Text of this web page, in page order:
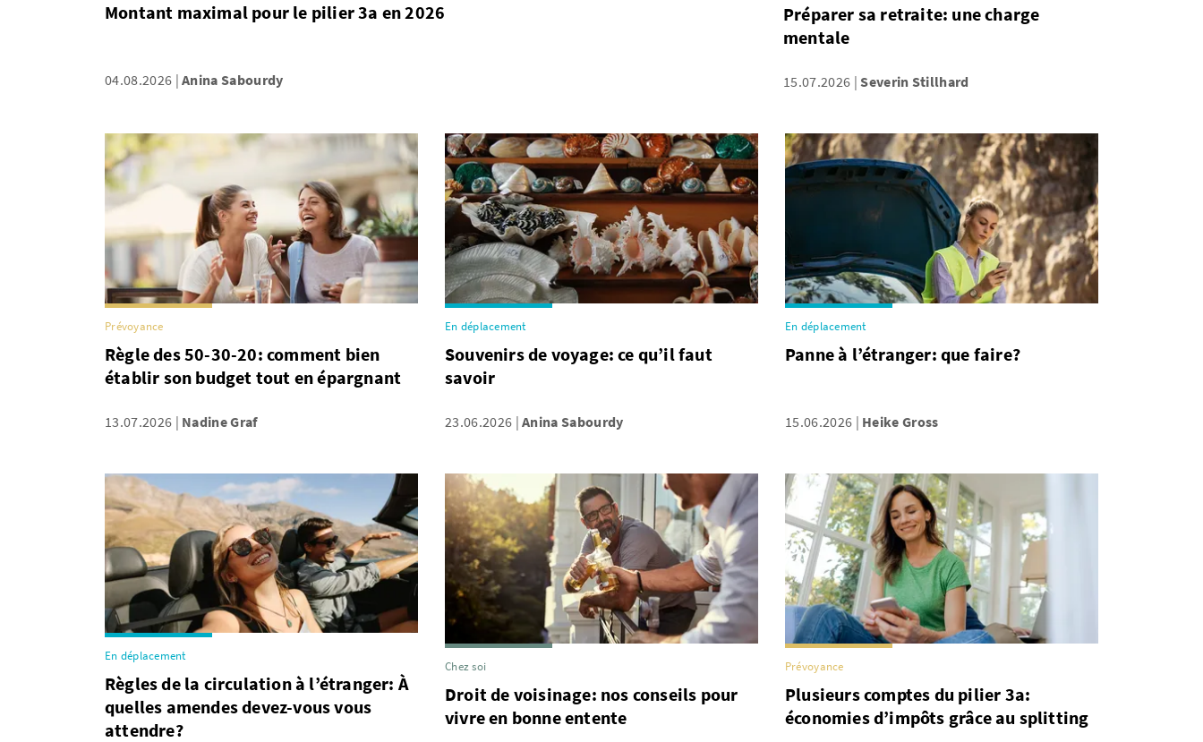
Montant maximal pour le pilier 3a en 2026
04.08.2026 Anina Sabourdy
Préparer sa retraite: une charge
mentale
15.07.2026 Severin Stillhard
Prévoyance
Règle des 50-30-20: comment bien
établir son budget tout en épargnant
13.07.2026 Nadine Graf
En déplacement
Souvenirs de voyage: ce qu’il faut
savoir
23.06.2026 Anina Sabourdy
En déplacement
Panne à l’étranger: que faire?
15.06.2026 Heike Gross
En déplacement
Règles de la circulation à l’étranger: À
quelles amendes devez-vous vous
attendre?
Chez soi
Droit de voisinage: nos conseils pour
vivre en bonne entente
Prévoyance
Plusieurs comptes du pilier 3a:
économies d’impôts grâce au splitting